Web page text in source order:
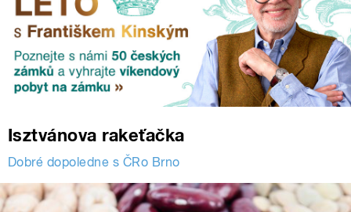
Isztvánova rakeťačka
Dobré dopoledne s ČRo Brno